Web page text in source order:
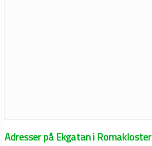
Adresser på Ekgatan i Romakloster